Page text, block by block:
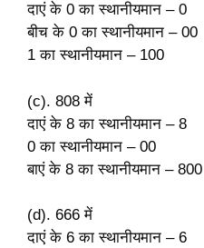
दाएं के 0 का स्थानीयमान – 0
बीच के 0 का स्थानीयमान – 00
1 का स्थानीयमान – 100
(c). 808 में
दाएं के 8 का स्थानीयमान – 8
0 का स्थानीयमान – 00
बाएं के 8 का स्थानीयमान – 800
(d). 666 में
दाएं के 6 का स्थानीयमान – 6